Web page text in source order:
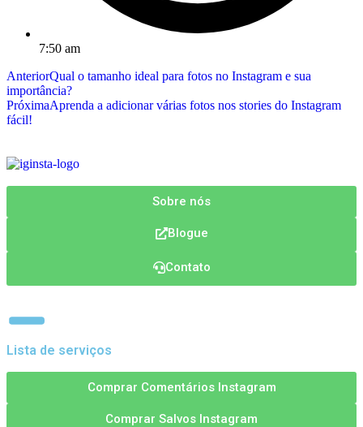
7:50 am
AnteriorQual o tamanho ideal para fotos no Instagram e sua
importância?
PróximaAprenda a adicionar várias fotos nos stories do Instagram
fácil!
Sobre nós
Blogue
Contato
Lista de serviços
Comprar Comentários Instagram
Comprar Salvos Instagram